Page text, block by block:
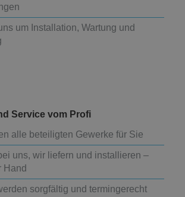
um Installation, Wartung und
Service vom Profi
alle beteiligten Gewerke für Sie
uns, wir liefern und installieren –
Hand
sorgfältig und termingerecht